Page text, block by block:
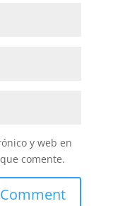
y web en
comente.